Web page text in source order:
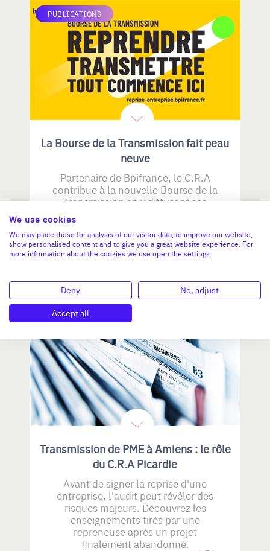
PUBLICATIONS
La Bourse de la Transmission fait peau
neuve
Partenaire de Bpifrance, le C.R.A
contribue à la nouvelle Bourse de la
Transmission en y diffusant ses
l’industrie, les services, le BTP et le
négoce.
23 JUILLET 2026
REVUE DE PRESSE
Transmission de PME à Amiens : le rôle
du C.R.A Picardie
Avant de signer la reprise d'une
entreprise, l'audit peut révéler des
risques majeurs. Découvrez les
enseignements tirés par une
repreneuse après un projet
finalement abandonné.
We use cookies
We may place these for analysis of our visitor data, to improve our website,
show personalised content and to give you a great website experience. For
more information about the cookies we use open the settings.
Deny
No, adjust
Accept all